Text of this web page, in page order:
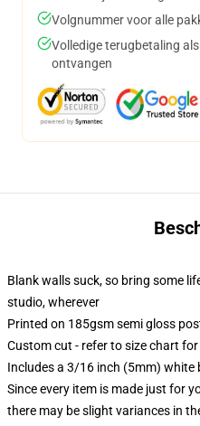
Volgnummer voor alle
Volledige terugbetaling
ontvangen
Blank walls suck, so bring some
studio, wherever
Printed on 185gsm semi gloss
Custom cut - refer to size chart
Includes a 3/16 inch (5mm)
Since every item is made just for
there may be slight variances in